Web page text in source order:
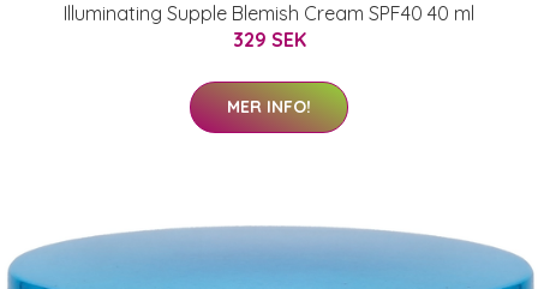
Illuminating Supple Blemish Cream SPF40 40 ml
329 SEK
MER INFO!